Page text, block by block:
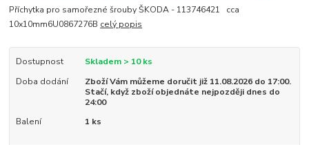
Příchytka pro samořezné šrouby ŠKODA - 113746421 cca
10x10mm6U0867276B celý popis
Dostupnost
Skladem > 10 ks
Doba dodání
Zboží Vám můžeme doručit již 11.08.2026 do 17:00.
Stačí, když zboží objednáte nejpozději dnes do
24:00
Balení
1 ks